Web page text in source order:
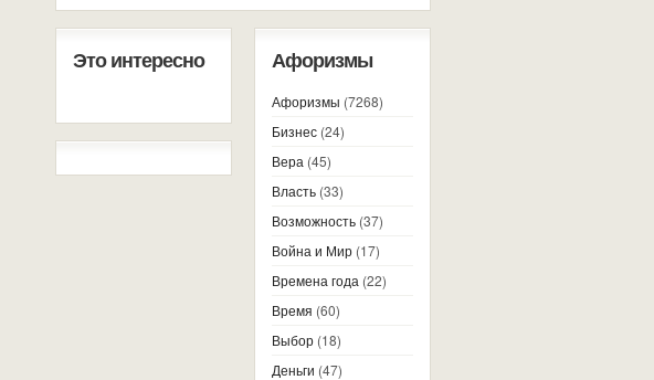
Это интересно Афоризмы
Афоризмы (7268)
Бизнес (24)
Вера (45)
Власть (33)
Возможность (37)
Война и Мир (17)
Времена года (22)
Время (60)
Выбор (18)
Деньги (47)